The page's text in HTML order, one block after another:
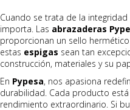
Cuando se trata de la
importa. Las abrazaderas
proporcionan un sello
estas espigas sean tan
construcción, materiales y su
En Pypesa, nos apasiona
durabilidad. Cada producto
rendimiento extraordinario. Si